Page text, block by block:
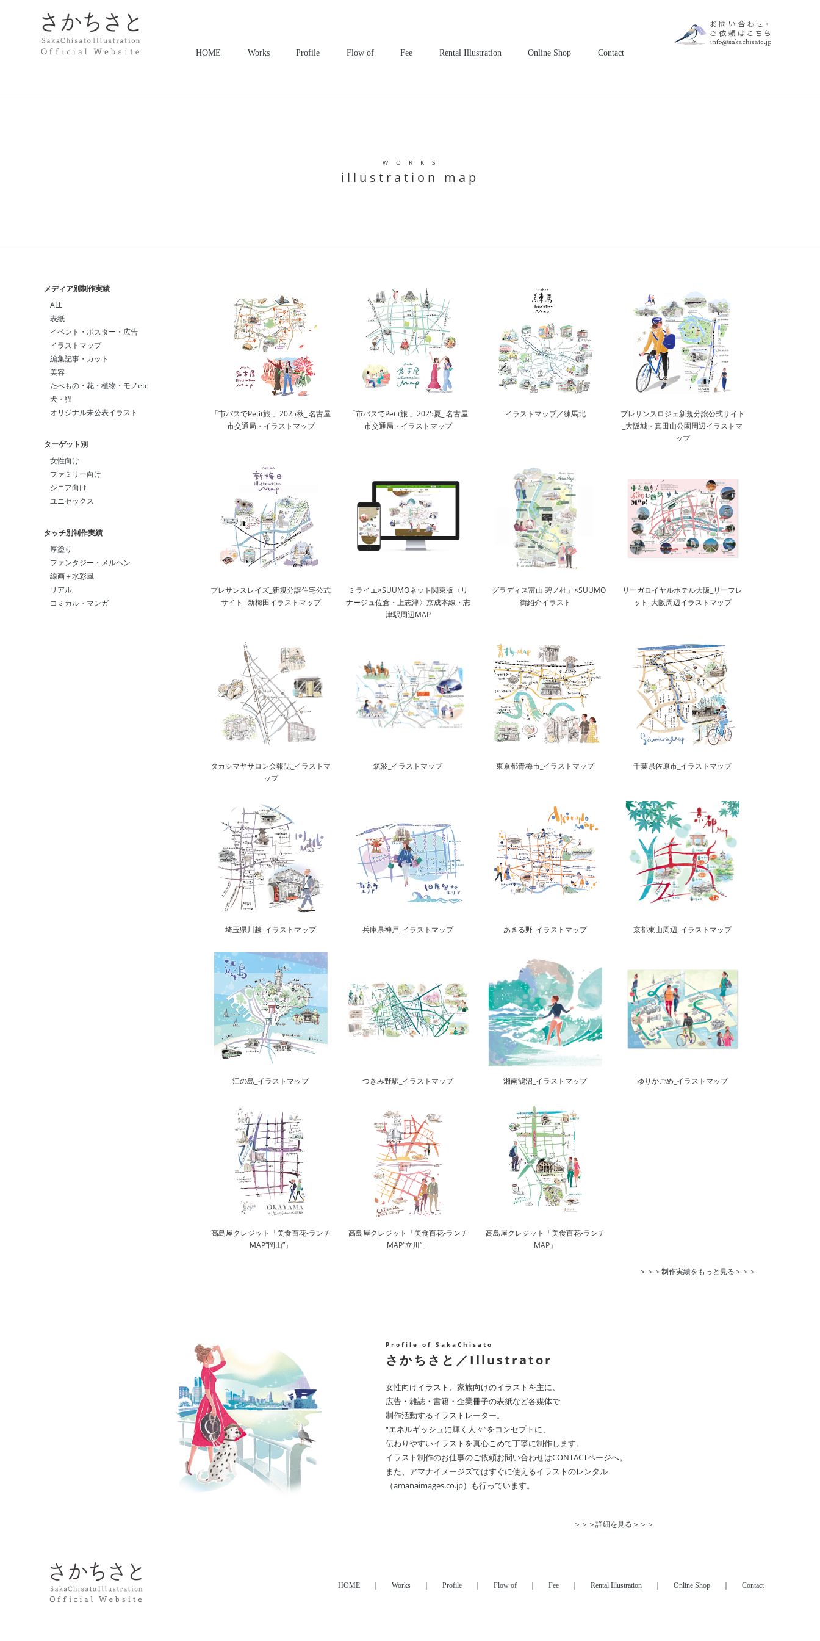
HOME Works Profile Flow of Fee Rental Illustration Online Shop Contact
W O R K S
illustration map
メディア別制作実績
ALL
表紙
イベント・ポスター・広告
イラストマップ
編集記事・カット
美容
たべもの・花・植物・モノetc
犬・猫
オリジナル未公表イラスト
ターゲット別
女性向け
ファミリー向け
シニア向け
ユニセックス
タッチ別制作実績
厚塗り
ファンタジー・メルヘン
線画＋水彩風
リアル
コミカル・マンガ
「市バスでPetit旅 」2025秋_ 名古屋
市交通局・イラストマップ
「市バスでPetit旅 」2025夏_ 名古屋
市交通局・イラストマップ
イラストマップ／練馬北
プレサンスロジェ新規分譲公式サイト
_大阪城・真田山公園周辺イラストマ
ップ
プレサンスレイズ_新規分譲住宅公式
サイト_ 新梅田イラストマップ
ミライエ×SUUMOネット関東版〈リ
ナージュ佐倉・上志津〉京成本線・志
津駅周辺MAP
「グラディス富山 碧ノ杜」×SUUMO
街紹介イラスト
リーガロイヤルホテル大阪_リーフレ
ット_大阪周辺イラストマップ
タカシマヤサロン会報誌_イラストマ
ップ
筑波_イラストマップ 東京都青梅市_イラストマップ 千葉県佐原市_イラストマップ
埼玉県川越_イラストマップ 兵庫県神戸_イラストマップ あきる野_イラストマップ 京都東山周辺_イラストマップ
江の島_イラストマップ つきみ野駅_イラストマップ 湘南鵠沼_イラストマップ ゆりかごめ_イラストマップ
高島屋クレジット「美食百花-ランチ
MAP“岡山”」
高島屋クレジット「美食百花-ランチ
MAP“立川”」
高島屋クレジット「美食百花-ランチ
MAP」
＞＞＞制作実績をもっと見る＞＞＞
Profile of SakaChisato
さかちさと／Illustrator
女性向けイラスト、家族向けのイラストを主に、
広告・雑誌・書籍・企業冊子の表紙など各媒体で
制作活動するイラストレーター。
“エネルギッシュに輝く人々”をコンセプトに、
伝わりやすいイラストを真心こめて丁寧に制作します。
イラスト制作のお仕事のご依頼お問い合わせはCONTACTページへ。
また、アマナイメージズではすぐに使えるイラストのレンタル
（amanaimages.co.jp） も行っています。
＞＞＞詳細を見る＞＞＞
HOME Works Profile Flow of Fee Rental Illustration Online Shop Contact